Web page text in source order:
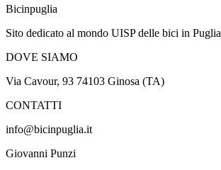
Bicinpuglia
Sito dedicato al mondo UISP delle bici in Puglia
DOVE SIAMO
Via Cavour, 93 74103 Ginosa (TA)
CONTATTI
info@bicinpuglia.it
Giovanni Punzi